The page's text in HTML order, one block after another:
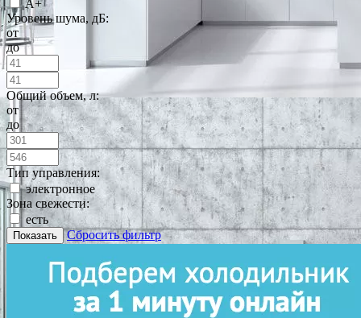
A+
Уровень шума, дБ:
от
до
Общий объем, л:
от
до
Тип управления:
электронное
Зона свежести:
есть
Показать Сбросить фильтр